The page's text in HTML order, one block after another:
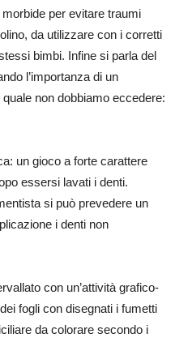
per evitare traumi
da utilizzare con i corretti
bimbi. Infine si parla del
l’importanza di un
non dobbiamo eccedere:
un gioco a forte carattere
essersi lavati i denti.
si può prevedere un
i denti non
con un’attività grafico-
fogli con disegnati i fumetti
da colorare secondo i